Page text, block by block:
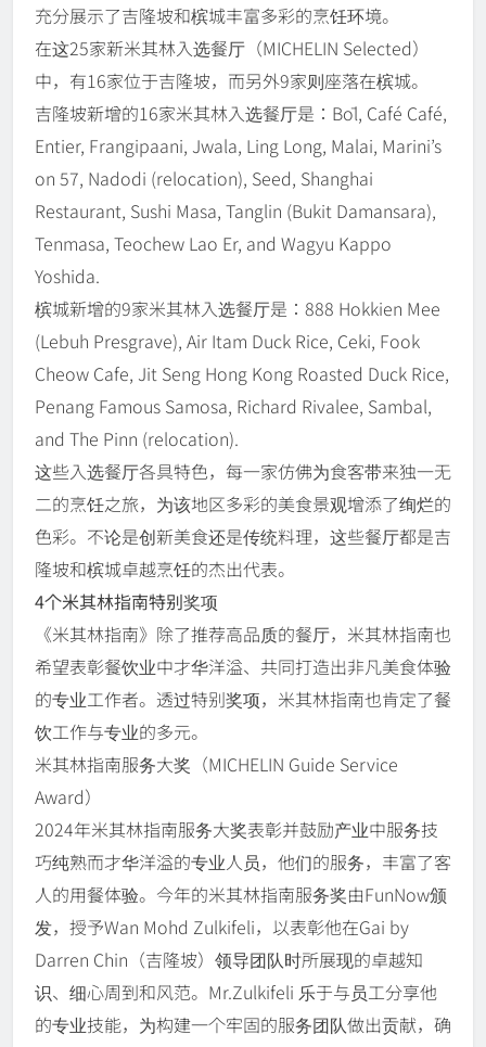
充分展示了吉隆坡和槟城丰富多彩的烹饪环境。
在这25家新米其林入选餐厅（MICHELIN Selected）
中，有16家位于吉隆坡，而另外9家则座落在槟城。
吉隆坡新增的16家米其林入选餐厅是：Bōl, Café Café,
Entier, Frangipaani, Jwala, Ling Long, Malai, Marini’s
on 57, Nadodi (relocation), Seed, Shanghai
Restaurant, Sushi Masa, Tanglin (Bukit Damansara),
Tenmasa, Teochew Lao Er, and Wagyu Kappo
Yoshida.
槟城新增的9家米其林入选餐厅是：888 Hokkien Mee
(Lebuh Presgrave), Air Itam Duck Rice, Ceki, Fook
Cheow Cafe, Jit Seng Hong Kong Roasted Duck Rice,
Penang Famous Samosa, Richard Rivalee, Sambal,
and The Pinn (relocation).
这些入选餐厅各具特色，每一家仿佛为食客带来独一无
二的烹饪之旅，为该地区多彩的美食景观增添了绚烂的
色彩。不论是创新美食还是传统料理，这些餐厅都是吉
隆坡和槟城卓越烹饪的杰出代表。
4个米其林指南特别奖项
《米其林指南》除了推荐高品质的餐厅，米其林指南也
希望表彰餐饮业中才华洋溢、共同打造出非凡美食体验
的专业工作者。透过特别奖项，米其林指南也肯定了餐
饮工作与专业的多元。
米其林指南服务大奖（MICHELIN Guide Service
Award）
2024年米其林指南服务大奖表彰并鼓励产业中服务技
巧纯熟而才华洋溢的专业人员，他们的服务，丰富了客
人的用餐体验。今年的米其林指南服务奖由FunNow颁
发，授予Wan Mohd Zulkifeli，以表彰他在Gai by
Darren Chin（吉隆坡）领导团队时所展现的卓越知
识、细心周到和风范。Mr.Zulkifeli 乐于与员工分享他
的专业技能，为构建一个牢固的服务团队做出贡献，确